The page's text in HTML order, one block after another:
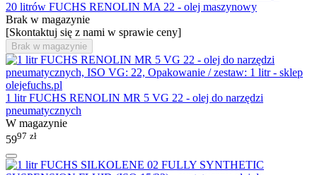
20 litrów FUCHS RENOLIN MA 22 - olej maszynowy
Brak w magazynie
[Skontaktuj się z nami w sprawie ceny]
Brak w magazynie
1 litr FUCHS RENOLIN MR 5 VG 22 - olej do narzędzi
pneumatycznych
W magazynie
5997 zł